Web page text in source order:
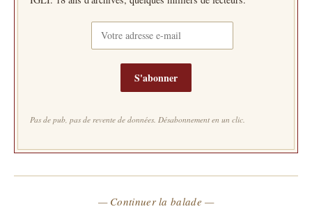
S'abonner
Pas de pub, pas de revente de données. Désabonnement en un clic.
— Continuer la balade —